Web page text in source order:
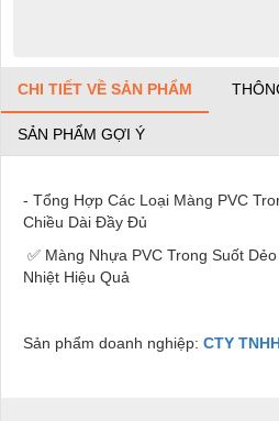
CHI TIẾT VỀ SẢN PHẨM
SẢN PHẨM GỢI Ý
- Tổng Hợp Các Loại Màng PVC
Chiều Dài Đầy Đủ
✅ Màng Nhựa PVC Trong Suốt
Nhiệt Hiệu Quả
Sản phẩm doanh nghiệp: CTY